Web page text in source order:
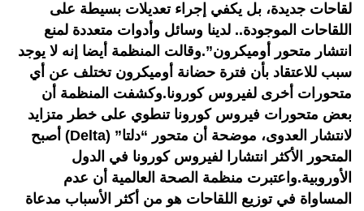
لقاحات جديدة، بل يكفي إجراء تعديلات بسيطة على
اللقاحات الموجودة.. لدينا وسائل وأدوات متعددة لمنع
انتشار متحور أوميكرون”.وقالت المنظمة أيضا إنه لا يوجد
سبب للاعتقاد بأن فترة حضانة أوميكرون تختلف عن أي
متحورات أخرى لفيروس كورونا.وكشفت المنظمة أن
بعض متحورات فيروس كورونا تنطوي على خطر متزايد
لانتشار العدوى، موضحة أن متحور “دلتا” (Delta) أصبح
المتحور الأكثر انتشارا لفيروس كورونا في الدول
الأوروبية.واعتبرت منظمة الصحة العالمية أن عدم
المساواة في توزيع اللقاحات هو من أكثر الأسباب مدعاة